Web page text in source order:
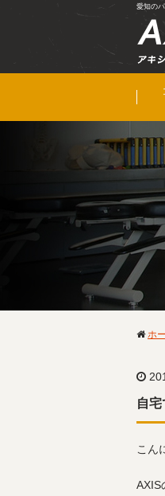
愛知の
ホ
自
こん
AXIS